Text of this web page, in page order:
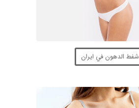
شفط الدهون في ايران